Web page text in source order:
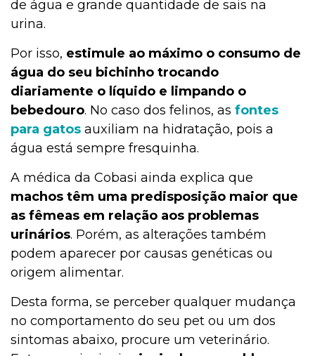
de água e grande quantidade de sais na
urina.
Por isso, estimule ao máximo o consumo de
água do seu bichinho trocando
diariamente o líquido e limpando o
bebedouro. No caso dos felinos, as fontes
para gatos auxiliam na hidratação, pois a
água está sempre fresquinha.
A médica da Cobasi ainda explica que
machos têm uma predisposição maior que
as fêmeas em relação aos problemas
urinários. Porém, as alterações também
podem aparecer por causas genéticas ou
origem alimentar.
Desta forma, se perceber qualquer mudança
no comportamento do seu pet ou um dos
sintomas abaixo, procure um veterinário.